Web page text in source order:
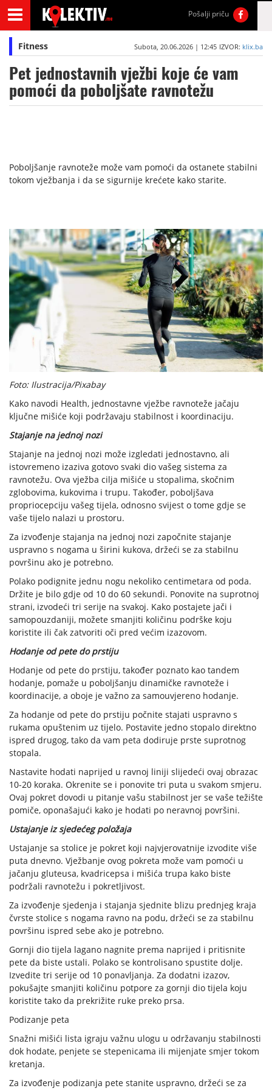
Pošalji priču
Fitness Subota, 20.06.2026 | 12:45 IZVOR: klix.ba
Pet jednostavnih vježbi koje će vam
pomoći da poboljšate ravnotežu
Poboljšanje ravnoteže može vam pomoći da ostanete stabilni
tokom vježbanja i da se sigurnije krećete kako starite.
Foto: Ilustracija/Pixabay
Kako navodi Health, jednostavne vježbe ravnoteže jačaju
ključne mišiće koji podržavaju stabilnost i koordinaciju.
Stajanje na jednoj nozi
Stajanje na jednoj nozi može izgledati jednostavno, ali
istovremeno izaziva gotovo svaki dio vašeg sistema za
ravnotežu. Ova vježba cilja mišiće u stopalima, skočnim
zglobovima, kukovima i trupu. Također, poboljšava
propriocepciju vašeg tijela, odnosno svijest o tome gdje se
vaše tijelo nalazi u prostoru.
Za izvođenje stajanja na jednoj nozi započnite stajanje
uspravno s nogama u širini kukova, držeći se za stabilnu
površinu ako je potrebno.
Polako podignite jednu nogu nekoliko centimetara od poda.
Držite je bilo gdje od 10 do 60 sekundi. Ponovite na suprotnoj
strani, izvodeći tri serije na svakoj. Kako postajete jači i
samopouzdaniji, možete smanjiti količinu podrške koju
koristite ili čak zatvoriti oči pred većim izazovom.
Hodanje od pete do prstiju
Hodanje od pete do prstiju, također poznato kao tandem
hodanje, pomaže u poboljšanju dinamičke ravnoteže i
koordinacije, a oboje je važno za samouvjereno hodanje.
Za hodanje od pete do prstiju počnite stajati uspravno s
rukama opuštenim uz tijelo. Postavite jedno stopalo direktno
ispred drugog, tako da vam peta dodiruje prste suprotnog
stopala.
Nastavite hodati naprijed u ravnoj liniji slijedeći ovaj obrazac
10-20 koraka. Okrenite se i ponovite tri puta u svakom smjeru.
Ovaj pokret dovodi u pitanje vašu stabilnost jer se vaše težište
pomiče, oponašajući kako je hodati po neravnoj površini.
Ustajanje iz sjedećeg položaja
Ustajanje sa stolice je pokret koji najvjerovatnije izvodite više
puta dnevno. Vježbanje ovog pokreta može vam pomoći u
jačanju gluteusa, kvadricepsa i mišića trupa kako biste
podržali ravnotežu i pokretljivost.
Za izvođenje sjedenja i stajanja sjednite blizu prednjeg kraja
čvrste stolice s nogama ravno na podu, držeći se za stabilnu
površinu ispred sebe ako je potrebno.
Gornji dio tijela lagano nagnite prema naprijed i pritisnite
pete da biste ustali. Polako se kontrolisano spustite dolje.
Izvedite tri serije od 10 ponavljanja. Za dodatni izazov,
pokušajte smanjiti količinu potpore za gornji dio tijela koju
koristite tako da prekrižite ruke preko prsa.
Podizanje peta
Snažni mišići lista igraju važnu ulogu u održavanju stabilnosti
dok hodate, penjete se stepenicama ili mijenjate smjer tokom
kretanja.
Za izvođenje podizanja pete stanite uspravno, držeći se za